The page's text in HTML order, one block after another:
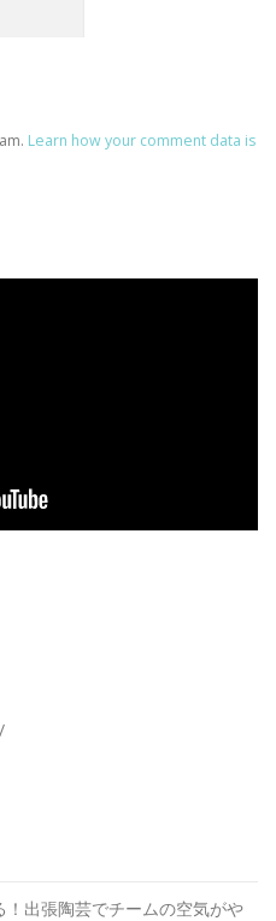
Learn how your comment data is
出張陶芸でチームの空気がや